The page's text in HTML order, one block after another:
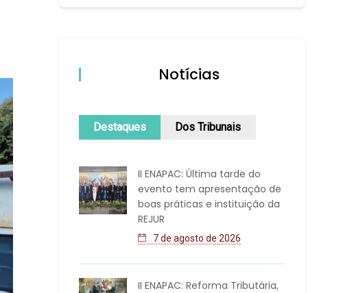
Notícias
Destaques Dos Tribunais
II ENAPAC: Última tarde do
evento tem apresentação de
boas práticas e instituição da
REJUR
7 de agosto de 2026
II ENAPAC: Reforma Tributária,